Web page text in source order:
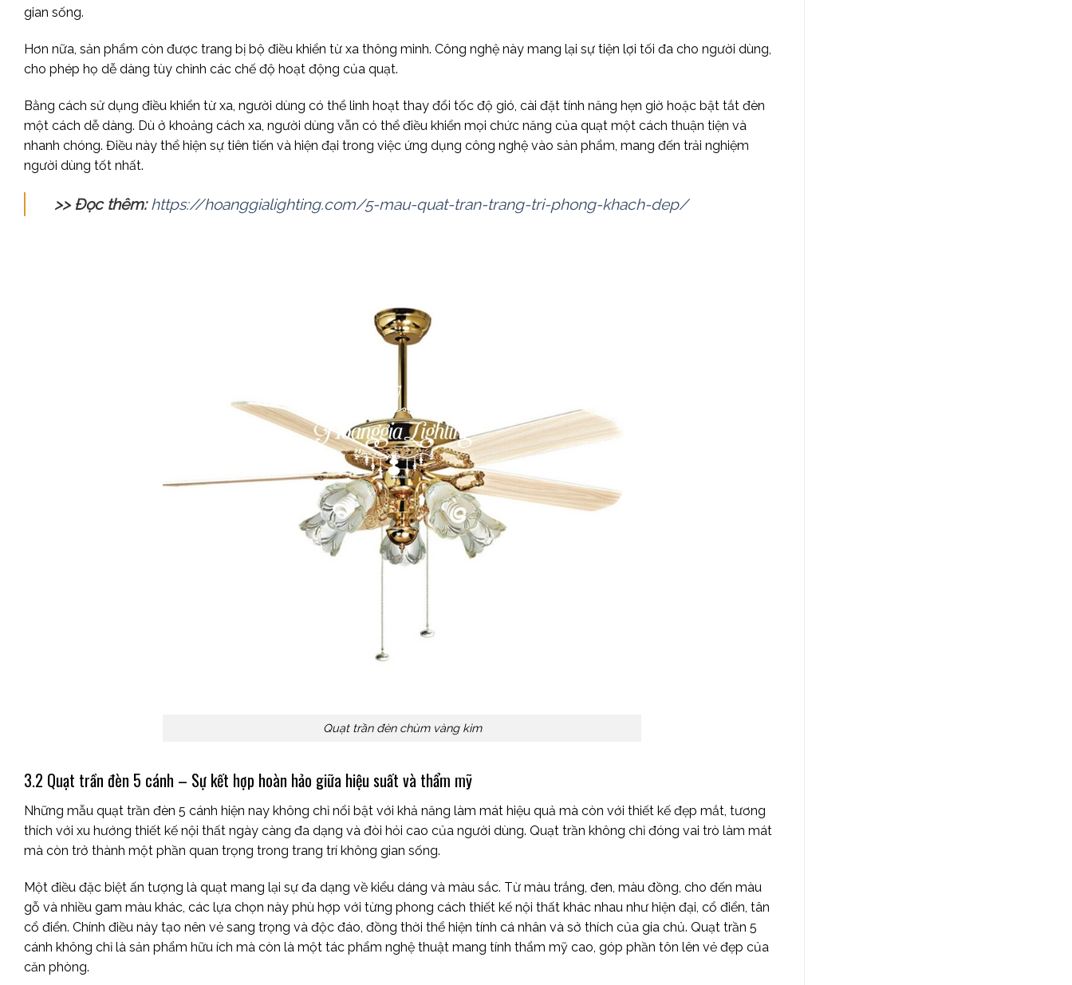
gian sống.
Hơn nữa, sản phẩm còn được trang bị bộ điều khiển từ xa thông minh. Công nghệ này mang lại sự tiện lợi tối đa cho người dùng,
cho phép họ dễ dàng tùy chỉnh các chế độ hoạt động của quạt.
Bằng cách sử dụng điều khiển từ xa, người dùng có thể linh hoạt thay đổi tốc độ gió, cài đặt tính năng hẹn giờ hoặc bật tắt đèn
một cách dễ dàng. Dù ở khoảng cách xa, người dùng vẫn có thể điều khiển mọi chức năng của quạt một cách thuận tiện và
nhanh chóng. Điều này thể hiện sự tiên tiến và hiện đại trong việc ứng dụng công nghệ vào sản phẩm, mang đến trải nghiệm
người dùng tốt nhất.
>> Đọc thêm:https://hoanggialighting.com/5-mau-quat-tran-trang-tri-phong-khach-dep/
Quạt trần đèn chùm vàng kim
3.2 Quạt trần đèn 5 cánh – Sự kết hợp hoàn hảo giữa hiệu suất và thẩm mỹ
Những mẫu quạt trần đèn 5 cánh hiện nay không chỉ nổi bật với khả năng làm mát hiệu quả mà còn với thiết kế đẹp mắt, tương
thích với xu hướng thiết kế nội thất ngày càng đa dạng và đòi hỏi cao của người dùng. Quạt trần không chỉ đóng vai trò làm mát
mà còn trở thành một phần quan trọng trong trang trí không gian sống.
Một điều đặc biệt ấn tượng là quạt mang lại sự đa dạng về kiểu dáng và màu sắc. Từ màu trắng, đen, màu đồng, cho đến màu
gỗ và nhiều gam màu khác, các lựa chọn này phù hợp với từng phong cách thiết kế nội thất khác nhau như hiện đại, cổ điển, tân
cổ điển. Chính điều này tạo nên vẻ sang trọng và độc đáo, đồng thời thể hiện tính cá nhân và sở thích của gia chủ. Quạt trần 5
cánh không chỉ là sản phẩm hữu ích mà còn là một tác phẩm nghệ thuật mang tính thẩm mỹ cao, góp phần tôn lên vẻ đẹp của
căn phòng.